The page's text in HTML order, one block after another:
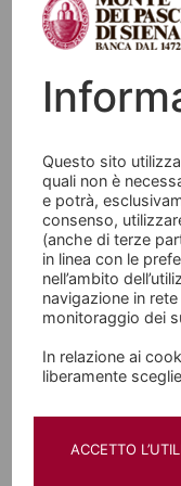
States Person",
sensi della
Internal
relativa
può essere
direttamente né
d’America o
Finanziari non
sensi dello
così come
Né la SEC -
Questo sito
quali non è
e potrà,
consenso,
(anche di terze
in linea con le
nell’ambito
navigazione in
monitoraggio dei
In relazione ai
liberamente
ACCETTO